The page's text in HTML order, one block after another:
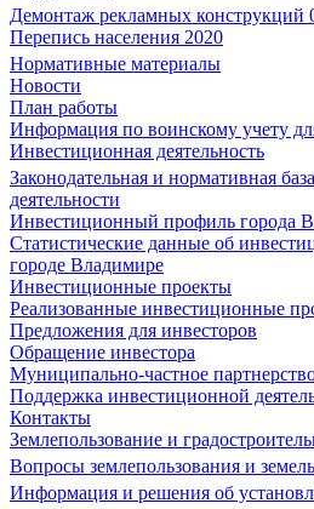
Демонтаж рекламных конструкций
Перепись населения 2020
Нормативные материалы
Новости
План работы
Информация по воинскому учету
Инвестиционная деятельность
Законодательная и нормативная
деятельности
Инвестиционный профиль города
Статистические данные об
городе Владимире
Инвестиционные проекты
Реализованные инвестиционные
Предложения для инвесторов
Обращение инвестора
Муниципально-частное
Поддержка инвестиционной
Контакты
Землепользование и
Вопросы землепользования и
Информация и решения об